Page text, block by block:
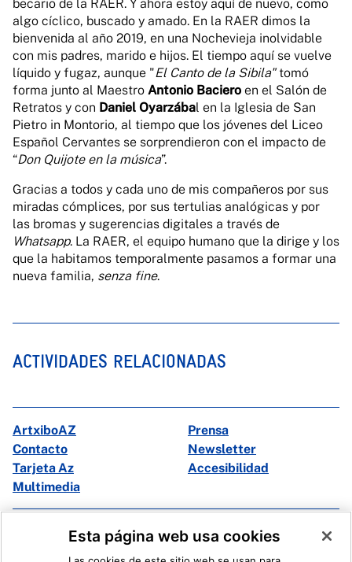
becario de la RAER. Y ahora estoy aquí de nuevo, como
algo cíclico, buscado y amado. En la RAER dimos la
bienvenida al año 2019, en una Nochevieja inolvidable
con mis padres, marido e hijos. El tiempo aquí se vuelve
líquido y fugaz, aunque "El Canto de la Sibila"tomó
forma junto al Maestro Antonio Baciero en el Salón de
Retratos y con Daniel Oyarzábal en la Iglesia de San
Pietro in Montorio, al tiempo que los jóvenes del Liceo
Español Cervantes se sorprendieron con el impacto de
“Don Quijote en la música”.
Gracias a todos y cada uno de mis compañeros por sus
miradas cómplices, por sus tertulias analógicas y por
las bromas y sugerencias digitales a través de
Whatsapp. La RAER, el equipo humano que la dirige y los
que la habitamos temporalmente pasamos a formar una
nueva familia, senza fine.
ACTIVIDADES RELACIONADAS
ArtxiboAZ
Prensa
Contacto
Newsletter
Tarjeta Az
Accesibilidad
Multimedia
Facebook
X
Esta página web usa cookies